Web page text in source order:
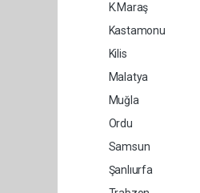
K.Maraş
Kastamonu
Kilis
Malatya
Muğla
Ordu
Samsun
Şanlıurfa